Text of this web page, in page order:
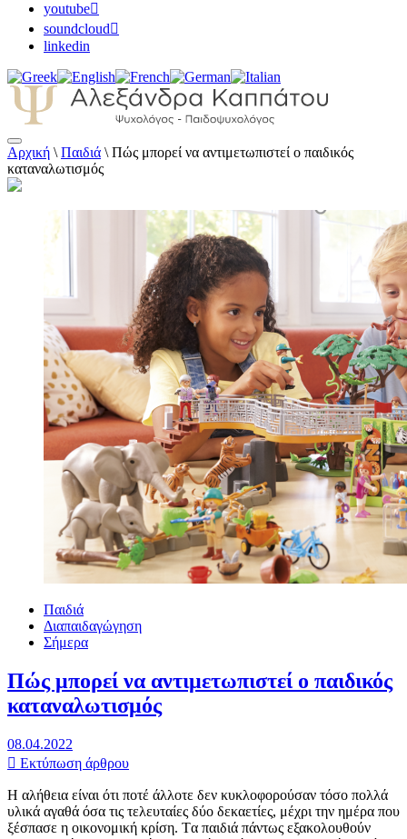
youtube
soundcloud
linkedin
Αλεξάνδρα Καππάτου Ψυχολόγος –
Παιδοψυχολόγος
Αρχική \ Παιδιά \ Πώς μπορεί να αντιμετωπιστεί ο παιδικός
καταναλωτισμός
Παιδιά
Διαπαιδαγώγηση
Σήμερα
Πώς μπορεί να αντιμετωπιστεί ο παιδικός
καταναλωτισμός
08.04.2022
Εκτύπωση άρθρου
H αλήθεια είναι ότι ποτέ άλλοτε δεν κυκλοφορούσαν τόσο πολλά
υλικά αγαθά όσα τις τελευταίες δύο δεκαετίες, μέχρι την ημέρα που
ξέσπασε η οικονομική κρίση. Tα παιδιά πάντως εξακολουθούν